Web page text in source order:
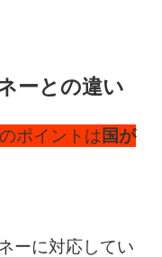
ーとの違い
ポイントは国が
ーに対応してい